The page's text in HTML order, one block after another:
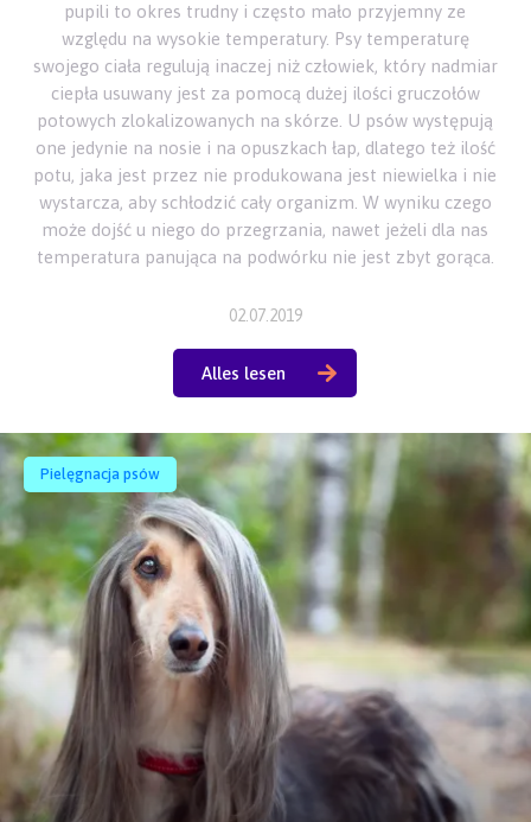
pupili to okres trudny i często mało przyjemny ze
względu na wysokie temperatury. Psy temperaturę
swojego ciała regulują inaczej niż człowiek, który nadmiar
ciepła usuwany jest za pomocą dużej ilości gruczołów
potowych zlokalizowanych na skórze. U psów występują
one jedynie na nosie i na opuszkach łap, dlatego też ilość
potu, jaka jest przez nie produkowana jest niewielka i nie
wystarcza, aby schłodzić cały organizm. W wyniku czego
może dojść u niego do przegrzania, nawet jeżeli dla nas
temperatura panująca na podwórku nie jest zbyt gorąca.
Alles lesen
02.07.2019
Pielęgnacja psów